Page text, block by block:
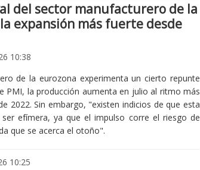
del sector manufacturero de la
expansión más fuerte desde
10:38
de la eurozona experimenta un cierto repunte
PMI, la producción aumenta en julio al ritmo más
2022. Sin embargo, "existen indicios de que esta
efímera, ya que el impulso corre el riesgo de
que se acerca el otoño".
10:25